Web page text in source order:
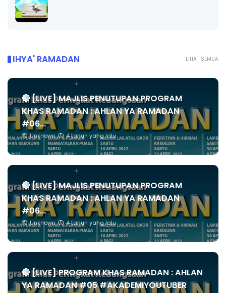
LIHAT SEMUA
IHYA' RAMADAN
🔴 [LIVE] MAJLIS PENUTUPAN PROGRAM
KHAS RAMADAN : AHLAN YA RAMADAN
#06...
Unknown 4 tahun yang lalu
🔴 [LIVE] MAJLIS PENUTUPAN PROGRAM
KHAS RAMADAN : AHLAN YA RAMADAN
#06...
Unknown 4 tahun yang lalu
🔴 [LIVE] PROGRAM KHAS RAMADAN : AHLAN
YA RAMADAN #05 #AKADEMIYOUTUBER